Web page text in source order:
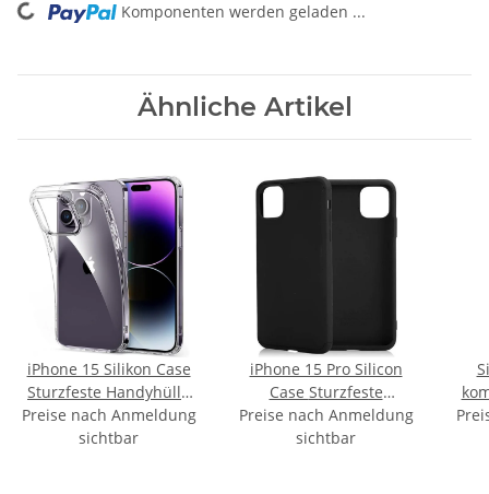
Loading... Komponenten werden geladen ...
Ähnliche Artikel
iPhone 15 Silikon Case
Sturzfeste Handyhülle
Transparent
Preise nach Anmeldung
sichtbar
iPhone 15 Pro Silicon
Case Sturzfeste
Handyhülle Schwarz
Preise nach Anmeldung
sichtbar
13